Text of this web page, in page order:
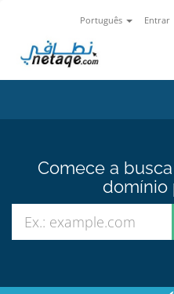
Português Entrar
Comece a
domínio